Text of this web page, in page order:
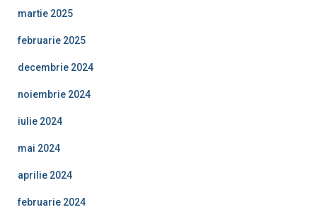
martie 2025
februarie 2025
decembrie 2024
noiembrie 2024
iulie 2024
mai 2024
aprilie 2024
februarie 2024